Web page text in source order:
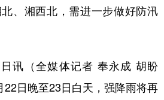
健康 军事
信息化 数字经济
湘西北，需进一步做好防汛
（全媒体记者 奉永成 胡盼
22日晚至23日白天，强降雨将再